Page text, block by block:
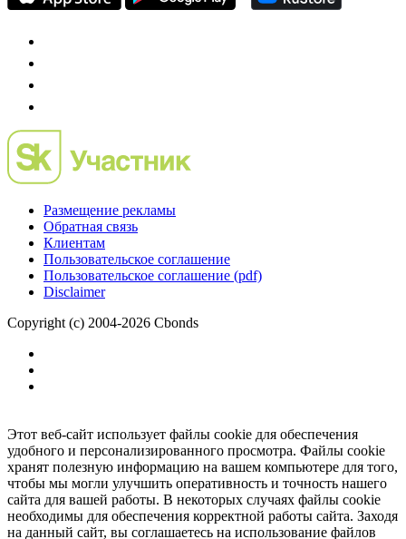
Размещение рекламы
Обратная связь
Клиентам
Пользовательское соглашение
Пользовательское соглашение (pdf)
Disclaimer
Copyright (c) 2004-2026 Cbonds
Этот веб-сайт использует файлы cookie для обеспечения
удобного и персонализированного просмотра. Файлы cookie
хранят полезную информацию на вашем компьютере для того,
чтобы мы могли улучшить оперативность и точность нашего
сайта для вашей работы. В некоторых случаях файлы cookie
необходимы для обеспечения корректной работы сайта. Заходя
на данный сайт, вы соглашаетесь на использование файлов